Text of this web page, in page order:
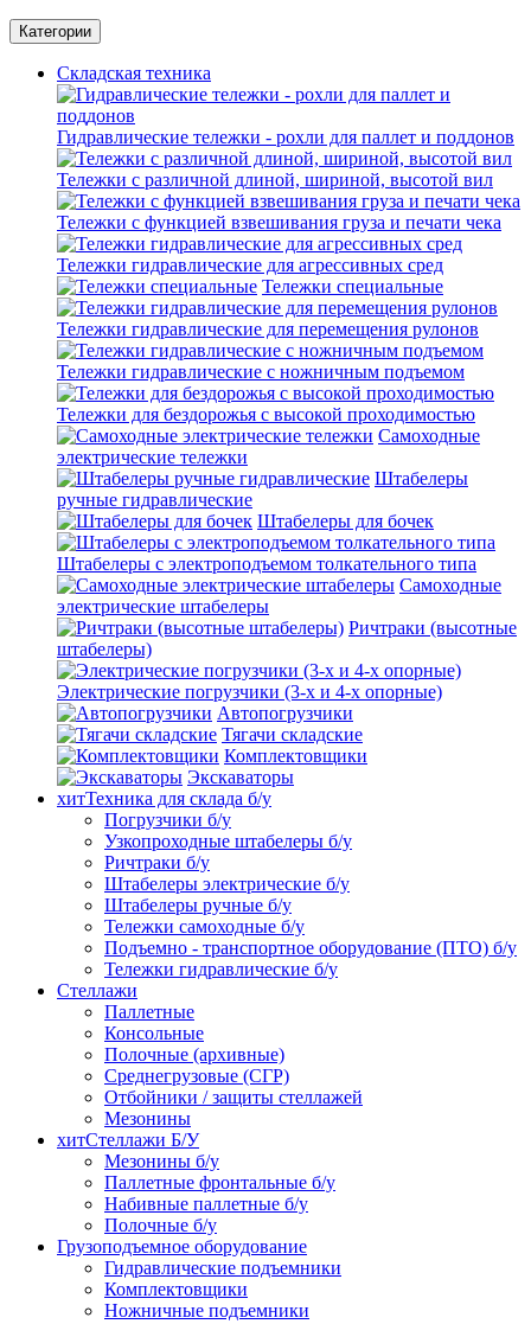
Категории
Складская техника
Гидравлические тележки - рохли для паллет и поддонов
Тележки с различной длиной, шириной, высотой вил
Тележки с функцией взвешивания груза и печати чека
Тележки гидравлические для агрессивных сред
Тележки специальные
Тележки гидравлические для перемещения рулонов
Тележки гидравлические с ножничным подъемом
Тележки для бездорожья с высокой проходимостью
Самоходные
электрические тележки
Штабелеры
ручные гидравлические
Штабелеры для бочек
Штабелеры с электроподъемом толкательного типа
Самоходные
электрические штабелеры
Ричтраки (высотные
штабелеры)
Электрические погрузчики (3-х и 4-х опорные)
Автопогрузчики
Тягачи складские
Комплектовщики
Экскаваторы
хитТехника для склада б/у
Погрузчики б/у
Узкопроходные штабелеры б/у
Ричтраки б/у
Штабелеры электрические б/у
Штабелеры ручные б/у
Тележки самоходные б/у
Подъемно - транспортное оборудование (ПТО) б/у
Тележки гидравлические б/у
Стеллажи
Паллетные
Консольные
Полочные (архивные)
Среднегрузовые (СГР)
Отбойники / защиты стеллажей
Мезонины
хитСтеллажи Б/У
Мезонины б/у
Паллетные фронтальные б/у
Набивные паллетные б/у
Полочные б/у
Грузоподъемное оборудование
Гидравлические подъемники
Комплектовщики
Ножничные подъемники